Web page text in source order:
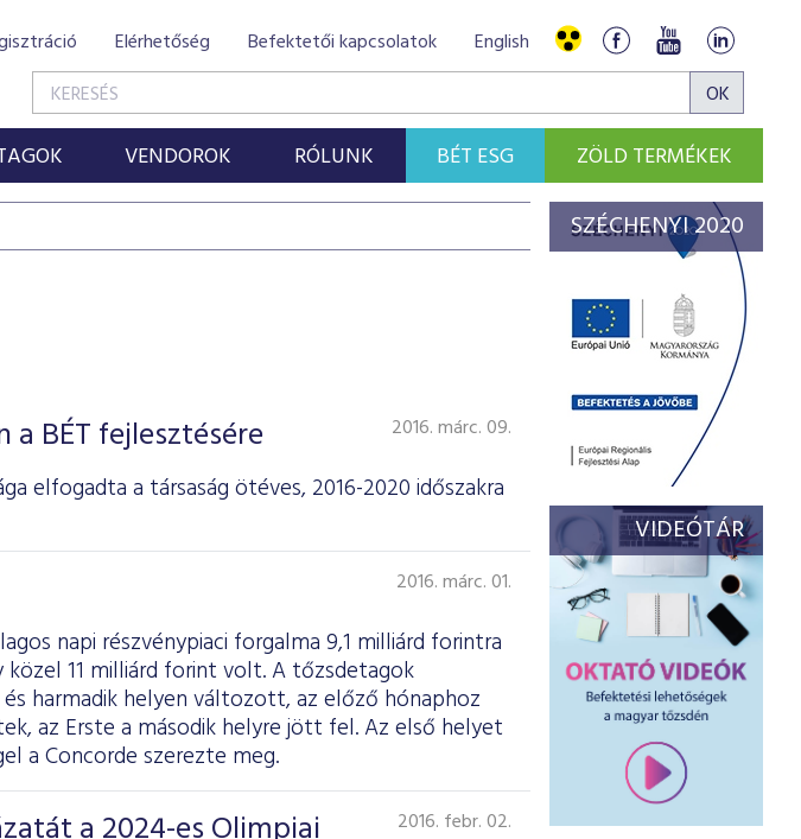
Elérhetőség Befektetői kapcsolatok English
VENDOROK RÓLUNK BÉT ESG ZÖLD TERMÉKEK
a BÉT fejlesztésére 2016. márc. 09.
elfogadta a társaság ötéves, 2016-2020 időszakra
2016. márc. 01.
napi részvénypiaci forgalma 9,1 milliárd forintra
11 milliárd forint volt. A tőzsdetagok
harmadik helyen változott, az előző hónaphoz
az Erste a második helyre jött fel. Az első helyet
a Concorde szerezte meg.
2016. febr. 02.
SZÉCHENYI 2020
VIDEÓTÁR